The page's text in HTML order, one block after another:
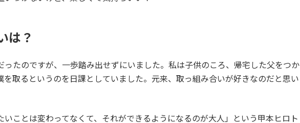
は？
ったのですが、一歩踏み出せずにいました。私は子供のころ、帰宅した父をつか
を取るというのを日課としていました。元来、取っ組み合いが好きなのだと思い
いことは変わってなくて、それができるようになるのが大人」という甲本ヒロト